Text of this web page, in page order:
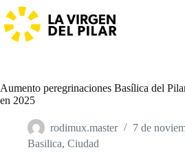
Saltar
al
contenido
Aumento peregrinaciones Basílica del
en 2025
rodimux.master
7 de
Basilica, Ciudad